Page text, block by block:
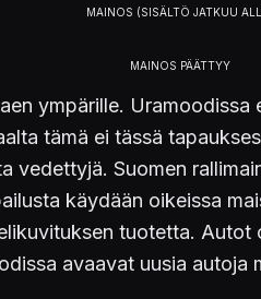
ympärille.
tämä ei tässä
Suomen
käydään oikeissa
tuotetta.
avaavat uusia autoja